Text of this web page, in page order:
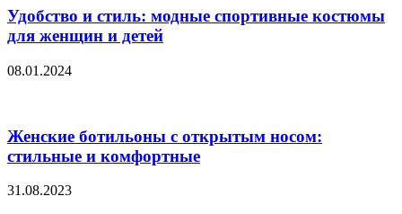
Удобство и стиль: модные спортивные костюмы
для женщин и детей
08.01.2024
Женские ботильоны с открытым носом:
стильные и комфортные
31.08.2023